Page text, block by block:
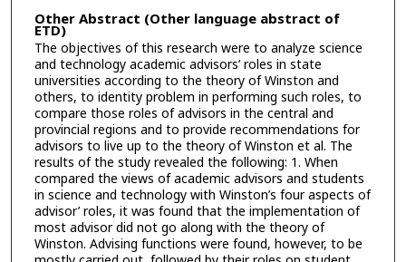
Other Abstract (Other language abstract of
ETD)
The objectives of this research were to analyze science
and technology academic advisors’ roles in state
universities according to the theory of Winston and
others, to identity problem in performing such roles, to
compare those roles of advisors in the central and
provincial regions and to provide recommendations for
advisors to live up to the theory of Winston et al. The
results of the study revealed the following: 1. When
compared the views of academic advisors and students
in science and technology with Winston’s four aspects of
advisor’ roles, it was found that the implementation of
most advisor did not go along with the theory of
Winston. Advising functions were found, however, to be